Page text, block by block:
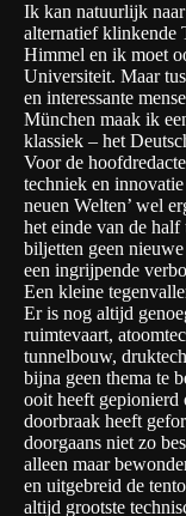
Ik kan natuurlijk
alternatief klinkende
Himmel en ik moet
Universiteit. Maar
en interessante
München maak ik
klassiek – het
Voor de
techniek en
neuen Welten’ wel
het einde van de
biljetten geen
een ingrijpende
Een kleine
Er is nog altijd
ruimtevaart,
tunnelbouw,
bijna geen thema te
ooit heeft gepionierd
doorbraak heeft
doorgaans niet zo
alleen maar
en uitgebreid de
altijd grootste